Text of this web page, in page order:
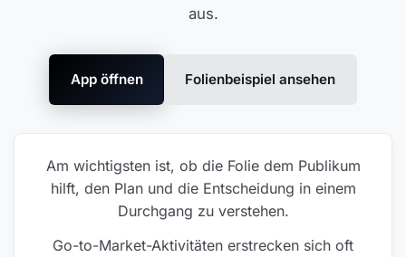
aus.
App öffnen Folienbeispiel ansehen
Am wichtigsten ist, ob die Folie dem Publikum
hilft, den Plan und die Entscheidung in einem
Durchgang zu verstehen.
Go-to-Market-Aktivitäten erstrecken sich oft